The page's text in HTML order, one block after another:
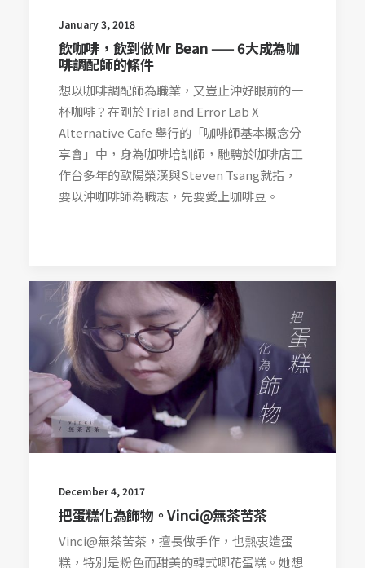
January 3, 2018
飲咖啡，飲到做Mr Bean —— 6大成為咖
啡調配師的條件
想以咖啡調配師為職業，又豈止沖好眼前的一
杯咖啡？在剛於Trial and Error Lab X
Alternative Cafe 舉行的「咖啡師基本概念分
享會」中，身為咖啡培訓師，馳騁於咖啡店工
作台多年的歐陽榮漢與Steven Tsang就指，
要以沖咖啡師為職志，先要愛上咖啡豆。
December 4, 2017
把蛋糕化為飾物。Vinci@無茶苦茶
Vinci@無茶苦茶，擅長做手作，也熱衷造蛋
糕，特別是粉色而甜美的韓式唧花蛋糕。她想